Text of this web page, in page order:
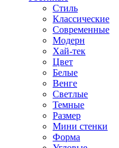
Стиль
Классические
Современные
Модерн
Хай-тек
Цвет
Белые
Венге
Светлые
Темные
Размер
Мини стенки
Форма